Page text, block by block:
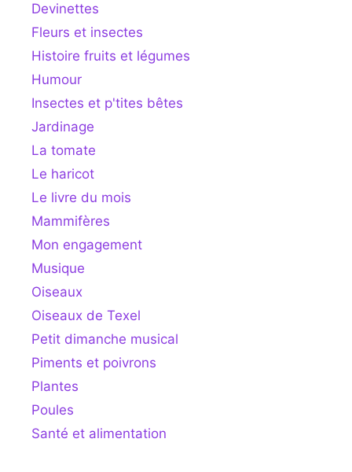
Devinettes
Fleurs et insectes
Histoire fruits et légumes
Humour
Insectes et p'tites bêtes
Jardinage
La tomate
Le haricot
Le livre du mois
Mammifères
Mon engagement
Musique
Oiseaux
Oiseaux de Texel
Petit dimanche musical
Piments et poivrons
Plantes
Poules
Santé et alimentation